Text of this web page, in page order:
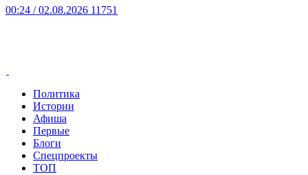
00:24 / 02.08.2026 11751
Политика
Истории
Афиша
Первые
Блоги
Спецпроекты
ТОП